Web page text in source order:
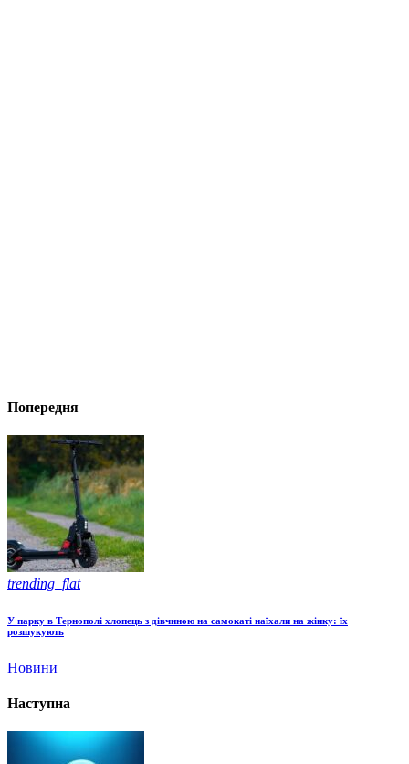
Попередня
trending_flat
У парку в Тернополі хлопець з дівчиною на самокаті наїхали на жінку: їх
розшукують
Новини
Наступна